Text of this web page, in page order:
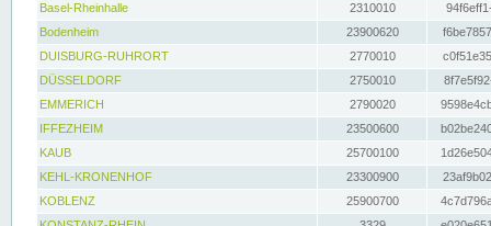
Basel-Rheinhalle
2310010
Bodenheim
23900620
DUISBURG-RUHRORT
2770010
DÜSSELDORF
2750010
EMMERICH
2790020
IFFEZHEIM
23500600
KAUB
25700100
KEHL-KRONENHOF
23300900
KOBLENZ
25900700